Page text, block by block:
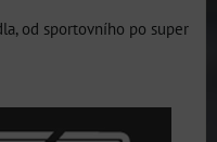
od sportovního po super